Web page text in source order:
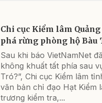
Chi cục Kiểm lâm
phá rừng phòng hộ Bàu
Sau khi báo VietNamNet
không khuất tất phía sau
Tró?”, Chi cục Kiểm lâm
văn bản chỉ đạo Hạt Kiểm
trương kiểm tra,...